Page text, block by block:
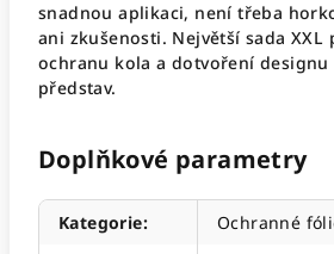
snadnou aplikaci, není třeba
ani zkušenosti. Největší sada
ochranu kola a dotvoření designu
představ.
Doplňkové parametry
Kategorie:
Ochranné